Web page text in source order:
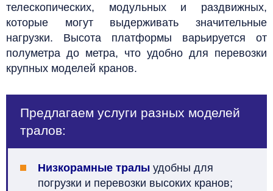
телескопических, модульных и раздвижных,
которые могут выдерживать значительные
нагрузки. Высота платформы варьируется от
полуметра до метра, что удобно для перевозки
крупных моделей кранов.
Предлагаем услуги разных моделей
тралов:
Низкорамные тралы удобны для
погрузки и перевозки высоких кранов;